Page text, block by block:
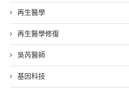
再生醫學
再生醫學修復
吳芮醫師
基因科技